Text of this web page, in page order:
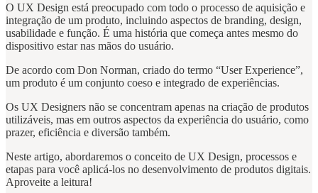
O UX Design está preocupado com todo o processo de aquisição e
integração de um produto, incluindo aspectos de branding, design,
usabilidade e função. É uma história que começa antes mesmo do
dispositivo estar nas mãos do usuário.
De acordo com Don Norman, criado do termo “User Experience”,
um produto é um conjunto coeso e integrado de experiências.
Os UX Designers não se concentram apenas na criação de produtos
utilizáveis, mas em outros aspectos da experiência do usuário, como
prazer, eficiência e diversão também.
Neste artigo, abordaremos o conceito de UX Design, processos e
etapas para você aplicá-los no desenvolvimento de produtos digitais.
Aproveite a leitura!